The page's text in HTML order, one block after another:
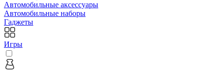
Автомобильные аксессуары
Автомобильные наборы
Гаджеты
Игры